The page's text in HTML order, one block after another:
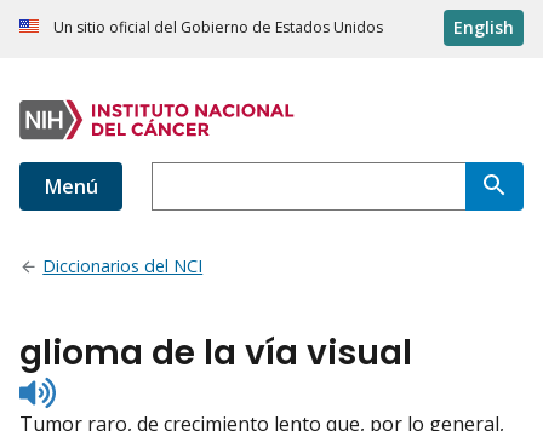
Un sitio oficial del Gobierno de Estados Unidos English
Menú
Diccionarios del NCI
glioma de la vía visual
Listen
to
Tumor raro, de crecimiento lento que, por lo general,